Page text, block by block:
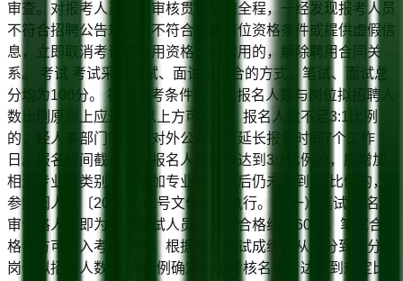
审查。对报考人员资格审核贯穿招聘全程，一经发现报考人员
不符合招聘公告规定或不符合招聘岗位资格条件或提供虚假信
息，立即取消考试或聘用资格，已聘用的，解除聘用合同关
系。 考试 考试采取笔试、面试相结合的方式，笔试、面试总
分均为100分。 符合招考条件的实际报名人数与岗位拟招聘人
数比例原则上应达3:1以上方可开考。报名人数不足3:1比例
的，经人事部门同意后对外公布，可延长报名时间7个工作
日。报名时间截止时，报名人数仍未达到3:1比例的，应增加
相近专业或类别，若增加专业或类别后仍未达到3:1比例的，
参照闽人发〔2006〕11号文件规定执行。 （一）笔试 报名初
审合格人员即为参加笔试人员，笔试合格线为60分，笔试合
格者方可进入考核环节。根据考生笔试成绩，从高分到低分按
岗位拟招聘人数的1:3比例确定入围考核名单，达不到规定比